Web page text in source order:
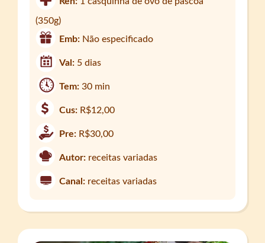
(350g)
Emb: Não especificado
Val: 5 dias
Tem:30 min
Cus: R$12,00
Pre: R$30,00
Autor: receitas variadas
Canal: receitas variadas